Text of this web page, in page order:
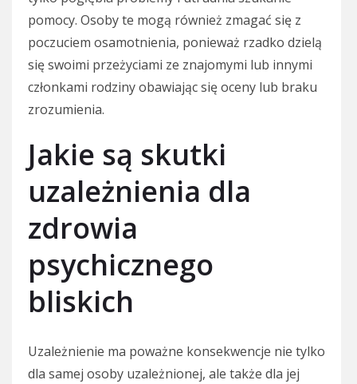
pomocy. Osoby te mogą również zmagać się z
poczuciem osamotnienia, ponieważ rzadko dzielą
się swoimi przeżyciami ze znajomymi lub innymi
członkami rodziny obawiając się oceny lub braku
zrozumienia.
Jakie są skutki
uzależnienia dla
zdrowia
psychicznego
bliskich
Uzależnienie ma poważne konsekwencje nie tylko
dla samej osoby uzależnionej, ale także dla jej